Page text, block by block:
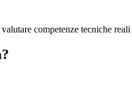
competenze tecniche